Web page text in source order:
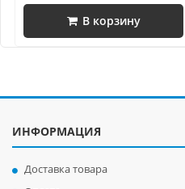
В корзину
ИНФОРМАЦИЯ
Доставка товара